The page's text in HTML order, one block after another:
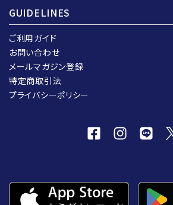
GUIDELINES
ご利用ガイド
お問い合わせ
メールマガジン登録
特定商取引法
プライバシーポリシー